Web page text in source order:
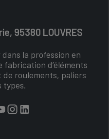
95380 LOUVRES
dans la profession en
fabrication d’éléments
de roulements, paliers
types.